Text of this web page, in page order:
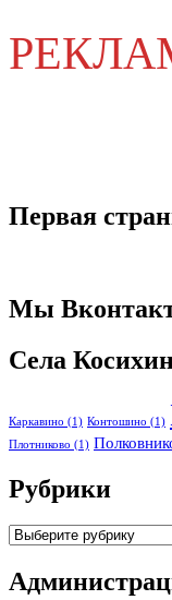
Первая
Мы
Села
Каркавино (1) Контошино (1)
Плотниково (1)
Рубрики
Рубрики